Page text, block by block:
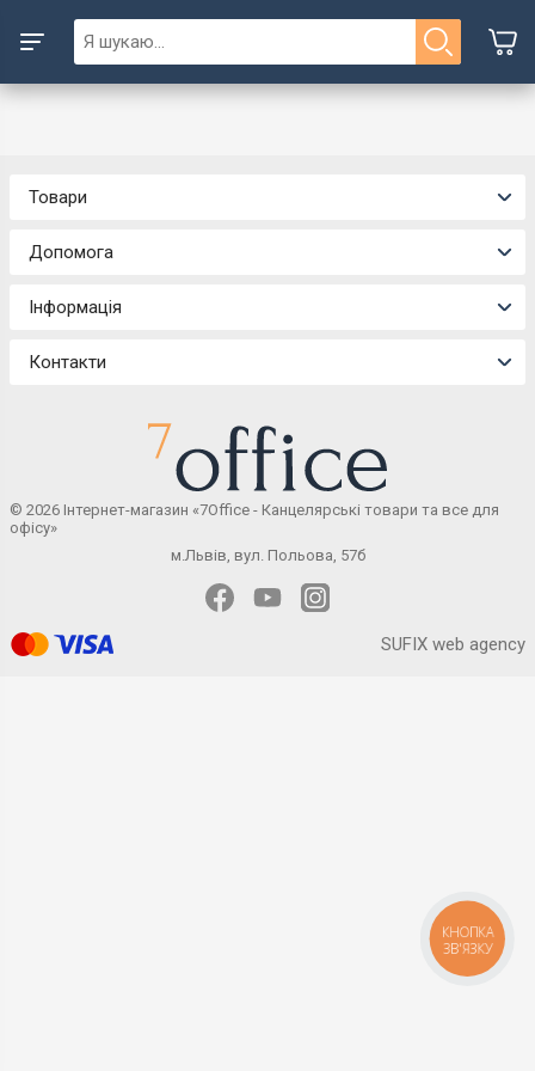
Товари
Допомога
Інформація
Контакти
© 2026 Інтернет-магазин «7Office - Канцелярські товари та все для
офісу»
м.Львів, вул. Польова, 57б
SUFIX web agency
КНОПКА
ЗВ'ЯЗКУ